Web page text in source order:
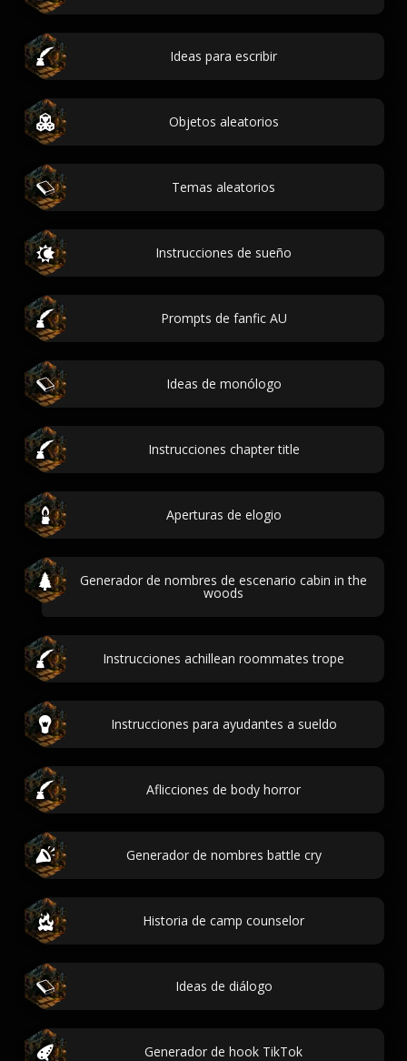
Ideas para escribir
Objetos aleatorios
Temas aleatorios
Instrucciones de sueño
Prompts de fanfic AU
Ideas de monólogo
Instrucciones chapter title
Aperturas de elogio
Generador de nombres de escenario cabin in the
woods
Instrucciones achillean roommates trope
Instrucciones para ayudantes a sueldo
Aflicciones de body horror
Generador de nombres battle cry
Historia de camp counselor
Ideas de diálogo
Generador de hook TikTok